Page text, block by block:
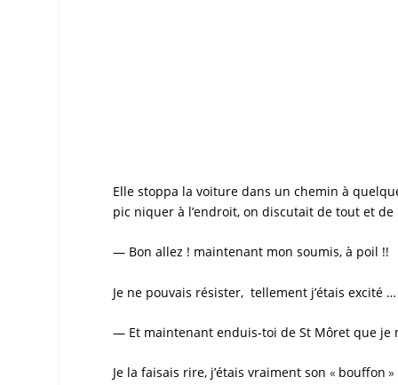
Elle stoppa la voiture dans un chemin à
pic niquer à l’endroit, on discutait de tout et
— Bon allez ! maintenant mon soumis, à poil !!
Je ne pouvais résister, tellement j’étais excité …
— Et maintenant enduis-toi de St Môret que
Je la faisais rire, j’étais vraiment son« bouffon »